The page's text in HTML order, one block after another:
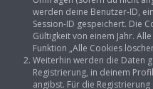
werden deine Benutzer-ID,
Session-ID gespeichert. Die
Gültigkeit von einem Jahr.
Funktion „Alle Cookies
Weiterhin werden die Daten
Registrierung, in deinem
angibst. Für die